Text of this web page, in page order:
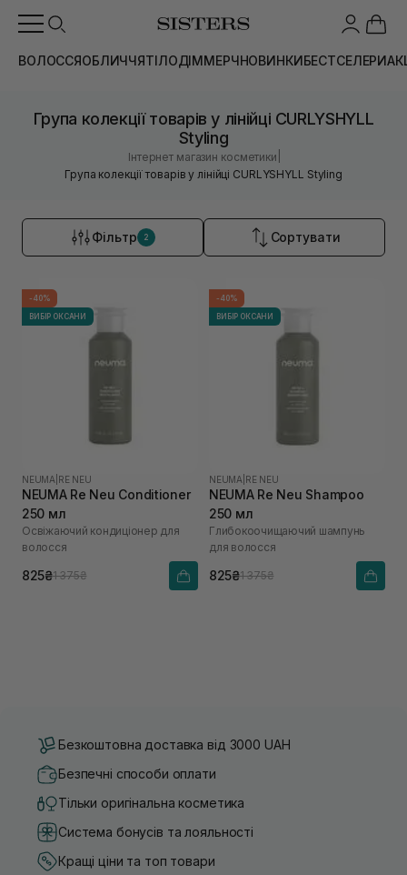
ВОЛОССЯОБЛИЧЧЯТІЛОДІММЕРЧНОВИНКИБЕСТСЕЛЕРИ
Група колекції товарів у лінійці CURLYSHYLL
Styling
Інтернет магазин косметики
Група колекції товарів у лінійці CURLYSHYLL Styling
Фільтр 2 Сортувати
-40%
ВИБІР ОКСАНИ
NEUMA RE NEU
NEUMA Re Neu Conditioner
250 мл
Освіжаючий кондиціонер для
волосся
825₴1 375₴
-40%
ВИБІР ОКСАНИ
NEUMA RE NEU
NEUMA Re Neu Shampoo
250 мл
Глибокоочищаючий шампунь
для волосся
825₴1 375₴
Безкоштовна доставка від 3000 UAH
Безпечні способи оплати
Тільки оригінальна косметика
Система бонусів та лояльності
Кращі ціни та топ товари